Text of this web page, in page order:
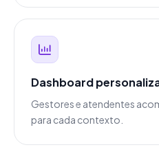
Dashboard
Gestores e atendentes
para cada contexto.